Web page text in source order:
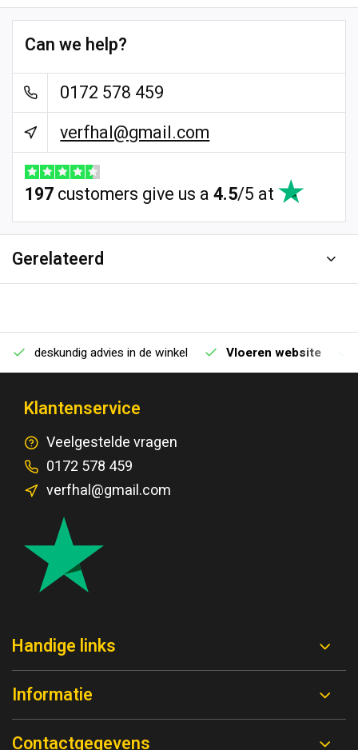
Can we help?
0172 578 459
verfhal@gmail.com
197customers give us a4.5/5 at
Gerelateerd
deskundig advies in de winkel Vloeren website
Klantenservice
Veelgestelde vragen
0172 578 459
verfhal@gmail.com
Handige links
Informatie
Contactgegevens